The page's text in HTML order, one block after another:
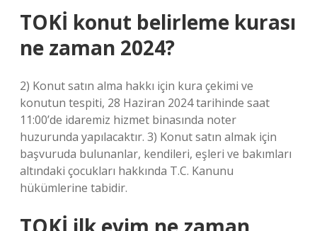
TOKİ konut belirleme kurası
ne zaman 2024?
2) Konut satın alma hakkı için kura çekimi ve
konutun tespiti, 28 Haziran 2024 tarihinde saat
11:00’de idaremiz hizmet binasında noter
huzurunda yapılacaktır. 3) Konut satın almak için
başvuruda bulunanlar, kendileri, eşleri ve bakımları
altındaki çocukları hakkında T.C. Kanunu
hükümlerine tabidir.